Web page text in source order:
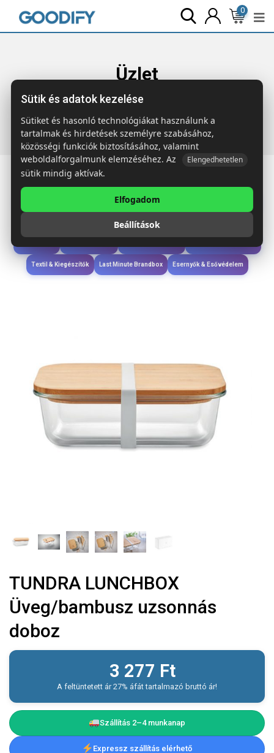
0
Üzlet
Főoldal Termékek Étkezés & Ivás
Üveg/bambusz uzsonnás doboz
Étkezés & Ivás
Wellness & Ápolás
Textil & Kiegészítők Last Minute Brandbox Esernyők & Esővédelem
TUNDRA LUNCHBOX
Üveg/bambusz uzsonnás
doboz
3 277 Ft
A feltüntetett ár 27% áfát tartalmazó bruttó ár!
Szállítás 2–4 munkanap
Expressz szállítás elérhető
Sütik és adatok kezelése
Sütiket és hasonló technológiákat használunk a
tartalmak és hirdetések személyre szabásához,
közösségi funkciók biztosításához, valamint
weboldalforgalmunk elemzéséhez. Az
Elengedhetetlen
sütik mindig aktívak.
Elfogadom
Beállítások